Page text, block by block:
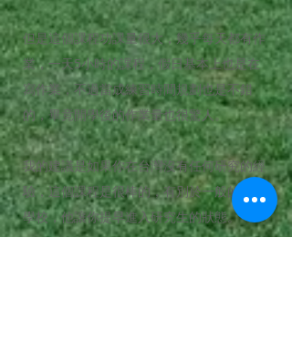
但是這個課程功課量很大，幾乎每天都有作
業，一天5小時的課程，假日基本上也是在
寫作業，不過當成練習時間規劃也是不錯
的，畢竟開學後的作業量也很驚人。
我的建議是如果你在台灣沒有任何研究的經
驗，這個課程是很棒的，有別於一般的語言
學校，他讓你提早進入研究生的狀態。